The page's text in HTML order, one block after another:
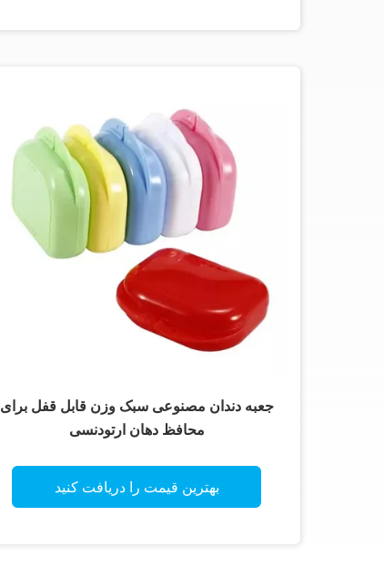
جعبه دندان مصنوعی سبک وزن قابل قفل برای
محافظ دهان ارتودنسی
بهترین قیمت را دریافت کنید